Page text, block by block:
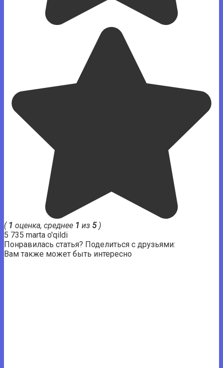
( 1 оценка, среднее 1 из 5)
5 735 marta o'qildi
Понравилась статья? Поделиться с друзьями:
Вам также может быть интересно